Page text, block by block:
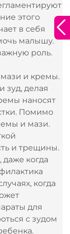
этого
в себя
малышу.
роль.
и кремы.
зуд, делая
наносят
Помимо
и мази.
и трещины.
даже когда
когда
для
с зудом
заявку!
с вами в